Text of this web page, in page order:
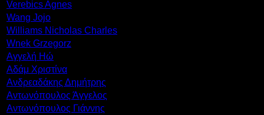
Verebics Agnes
Wang Jojo
Williams Nicholas Charles
Wnek Grzegorz
Αγγελή Ηώ
Αδάμ Χριστίνα
Ανδρεαδάκης Δημήτρης
Αντωνόπουλος Άγγελος
Αντωνόπουλος Γιάννης